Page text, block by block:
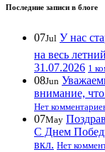
Последние записи в блоге
07Jul У нас
на весь
31.07.2026 1
08Jun
внимание,
Нет
07May
С Днем
вкл. Нет